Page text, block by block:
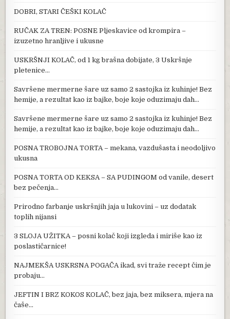
DOBRI, STARI ČEŠKI KOLAČ
RUČAK ZA TREN: POSNE Pljeskavice od krompira –
izuzetno hranljive i ukusne
USKRŠNJI KOLAČ, od 1 kg brašna dobijate, 3 Uskršnje
pletenice…
Savršene mermerne šare uz samo 2 sastojka iz kuhinje! Bez
hemije, a rezultat kao iz bajke, boje koje oduzimaju dah…
Savršene mermerne šare uz samo 2 sastojka iz kuhinje! Bez
hemije, a rezultat kao iz bajke, boje koje oduzimaju dah…
POSNA TROBOJNA TORTA – mekana, vazdušasta i neodoljivo
ukusna
POSNA TORTA OD KEKSA – SA PUDINGOM od vanile, desert
bez pečenja…
Prirodno farbanje uskršnjih jaja u lukovini – uz dodatak
toplih nijansi
3 SLOJA UŽITKA – posni kolač koji izgleda i miriše kao iz
poslastičarnice!
NAJMEKŠA USKRSNA POGAČA ikad, svi traže recept čim je
probaju…
JEFTIN I BRZ KOKOS KOLAČ, bez jaja, bez miksera, mjera na
čaše…